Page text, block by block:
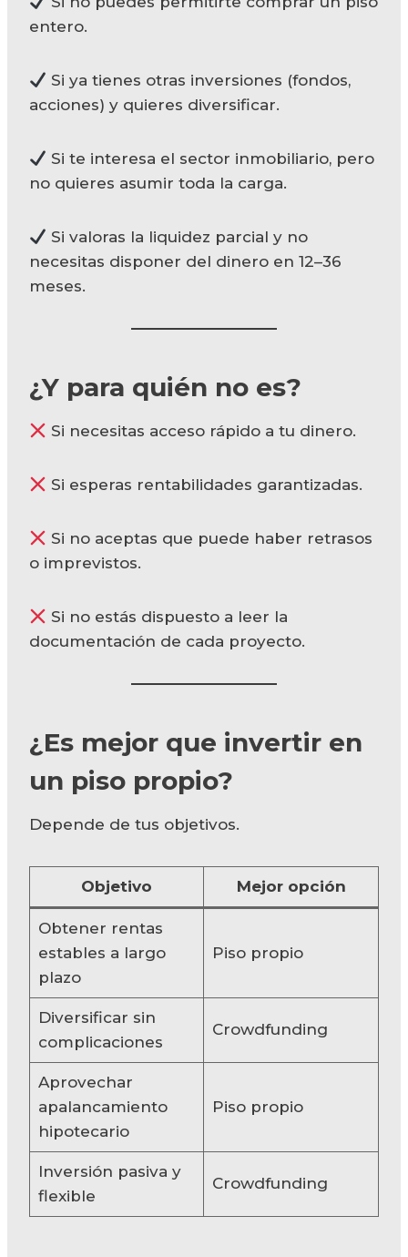
entero.
Si ya tienes otras inversiones (fondos,
acciones) y quieres diversificar.
Si te interesa el sector inmobiliario, pero
no quieres asumir toda la carga.
Si valoras la liquidez parcial y no
necesitas disponer del dinero en 12–36
meses.
¿Y para quién no es?
Si necesitas acceso rápido a tu dinero.
Si esperas rentabilidades garantizadas.
Si no aceptas que puede haber retrasos
o imprevistos.
Si no estás dispuesto a leer la
documentación de cada proyecto.
¿Es mejor que invertir en
un piso propio?
Depende de tus objetivos.
Objetivo Mejor opción
Obtener rentas
estables a largo
plazo
Piso propio
Diversificar sin
complicaciones
Crowdfunding
Aprovechar
apalancamiento
hipotecario
Piso propio
Inversión pasiva y
flexible
Crowdfunding